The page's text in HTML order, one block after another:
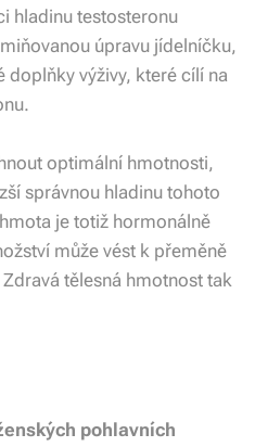
hladinu testosteronu
úpravu jídelníčku,
doplňky výživy, které cílí na
optimální hmotnosti,
správnou hladinu tohoto
je totiž hormonálně
může vést k přeměně
tělesná hmotnost tak
pohlavních